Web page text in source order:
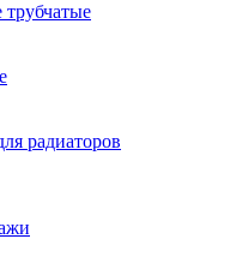
трубчатые
радиаторов